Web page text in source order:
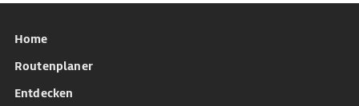
Home
Routenplaner
Entdecken